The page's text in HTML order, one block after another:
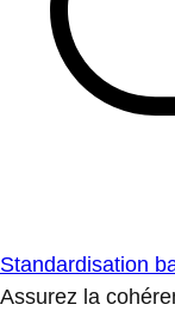
Standardisation
Assurez la